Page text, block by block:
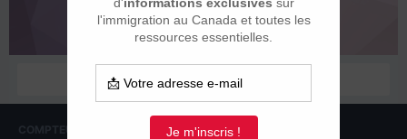
Nouveaux
COMPTEUR DE CONTENUS INSCRIPTION